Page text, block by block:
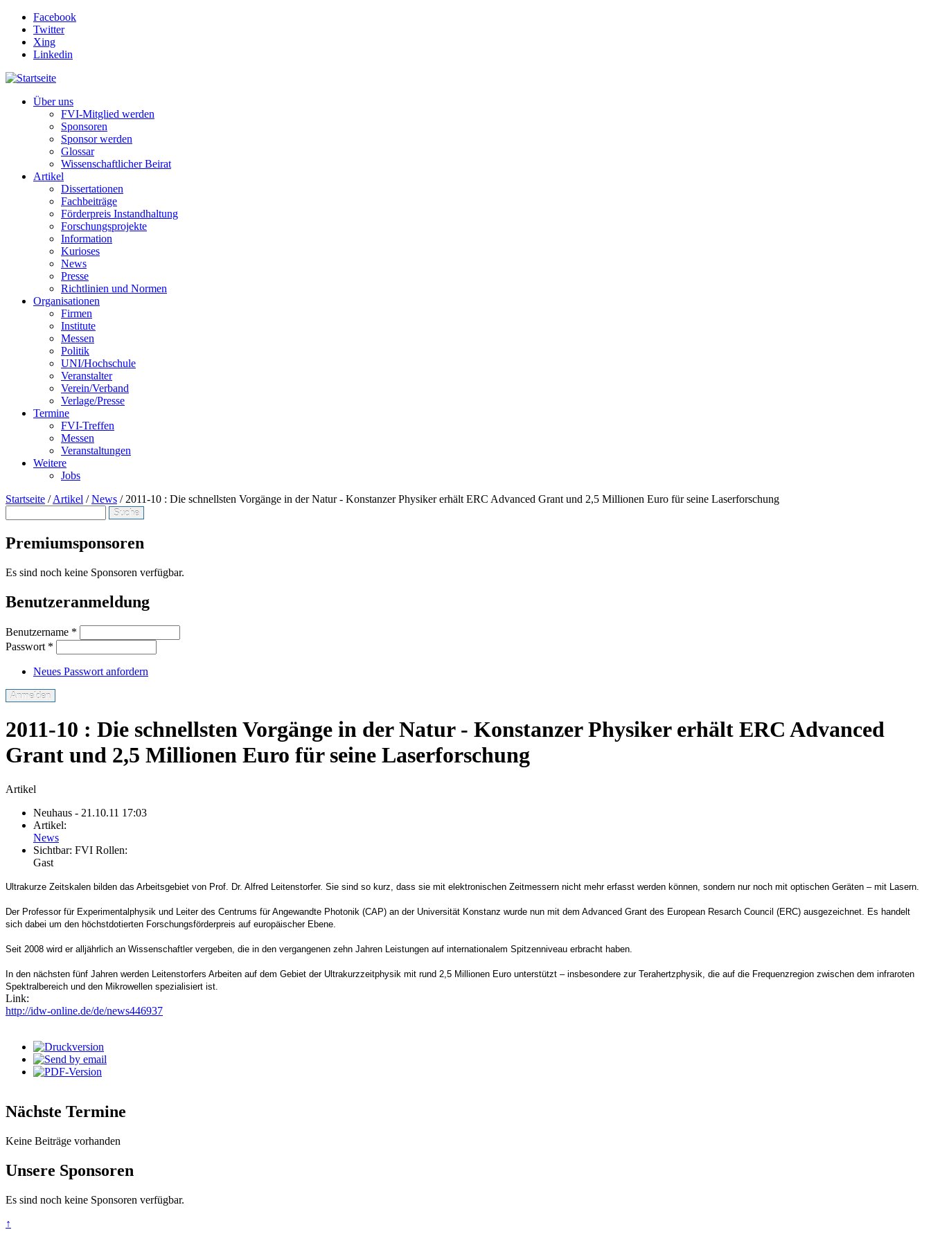
Direkt zum Inhalt
Facebook
Twitter
Xing
Linkedin
Über uns
FVI-Mitglied werden
Sponsoren
Sponsor werden
Glossar
Wissenschaftlicher Beirat
Artikel
Dissertationen
Fachbeiträge
Förderpreis Instandhaltung
Forschungsprojekte
Information
Kurioses
News
Presse
Richtlinien und Normen
Organisationen
Firmen
Institute
Messen
Politik
UNI/Hochschule
Veranstalter
Verein/Verband
Verlage/Presse
Termine
FVI-Treffen
Messen
Veranstaltungen
Weitere
Jobs
Startseite /Artikel /News / 2011-10 : Die schnellsten Vorgänge in der Natur - Konstanzer Physiker erhält ERC Advanced Grant und 2,5 Millionen Euro für seine Laserforschung
Premiumsponsoren
Es sind noch keine Sponsoren verfügbar.
Benutzeranmeldung
Benutzername *
Passwort *
Neues Passwort anfordern
2011-10 : Die schnellsten Vorgänge in der Natur - Konstanzer Physiker erhält ERC Advanced
Grant und 2,5 Millionen Euro für seine Laserforschung
Artikel
Neuhaus - 21.10.11 17:03
Artikel:
News
Sichtbar: FVI Rollen:
Gast
Ultrakurze Zeitskalen bilden das Arbeitsgebiet von Prof. Dr. Alfred Leitenstorfer. Sie sind so kurz, dass sie mit elektronischen Zeitmessern nicht mehr erfasst werden können, sondern nur noch mit optischen Geräten – mit Lasern.
Der Professor für Experimentalphysik und Leiter des Centrums für Angewandte Photonik (CAP) an der Universität Konstanz wurde nun mit dem Advanced Grant des European Resarch Council (ERC) ausgezeichnet. Es handelt
sich dabei um den höchstdotierten Forschungsförderpreis auf europäischer Ebene.
Seit 2008 wird er alljährlich an Wissenschaftler vergeben, die in den vergangenen zehn Jahren Leistungen auf internationalem Spitzenniveau erbracht haben.
In den nächsten fünf Jahren werden Leitenstorfers Arbeiten auf dem Gebiet der Ultrakurzzeitphysik mit rund 2,5 Millionen Euro unterstützt – insbesondere zur Terahertzphysik, die auf die Frequenzregion zwischen dem infraroten
Spektralbereich und den Mikrowellen spezialisiert ist.
Link:
http://idw-online.de/de/news446937
Nächste Termine
Keine Beiträge vorhanden
Unsere Sponsoren
Es sind noch keine Sponsoren verfügbar.
↑